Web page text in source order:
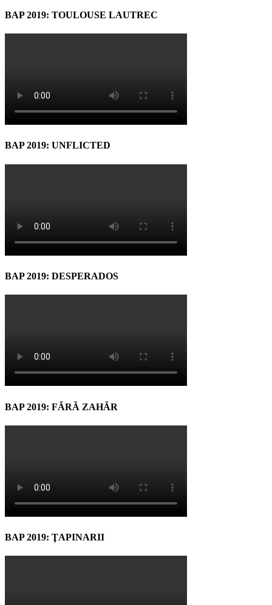
BAP 2019: TOULOUSE LAUTREC
BAP 2019: UNFLICTED
BAP 2019: DESPERADOS
BAP 2019: FĂRĂ ZAHĂR
BAP 2019: ŢAPINARII